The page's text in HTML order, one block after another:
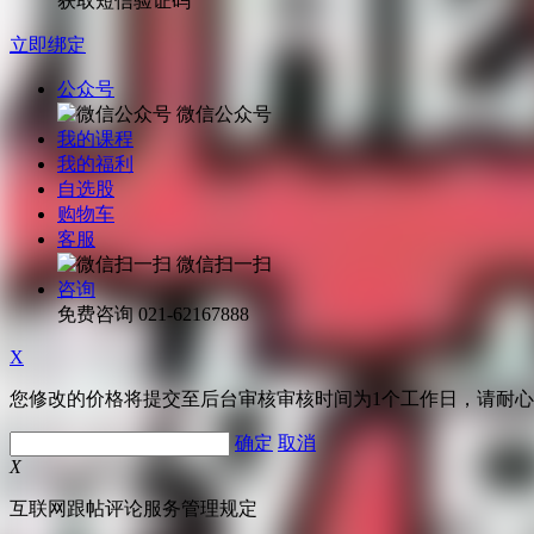
立即绑定
公众号
微信公众号
我的课程
我的福利
自选股
购物车
客服
微信扫一扫
咨询
免费咨询 021-62167888
X
您修改的价格将提交至后台审核审核时间为1个工作日，请耐
确定 取消
X
互联网跟帖评论服务管理规定